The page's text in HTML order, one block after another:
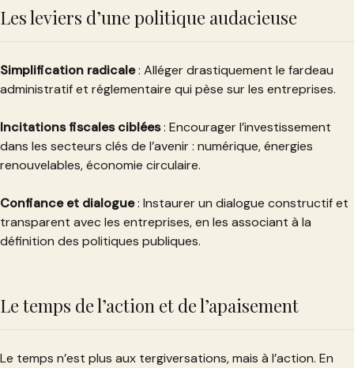
Les leviers d’une politique audacieuse
Simplification radicale: Alléger drastiquement le fardeau
administratif et réglementaire qui pèse sur les entreprises.
Incitations fiscales ciblées: Encourager l’investissement
dans les secteurs clés de l’avenir : numérique, énergies
renouvelables, économie circulaire.
Confiance et dialogue: Instaurer un dialogue constructif et
transparent avec les entreprises, en les associant à la
définition des politiques publiques.
Le temps de l’action et de l’apaisement
Le temps n’est plus aux tergiversations, mais à l’action. En